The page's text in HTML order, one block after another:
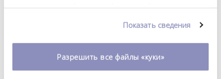
предоставленной вами информацией, а также
использовании вами их сервисов. Вы можете
изменить или отозвать свое согласие в любое
время. Более подробную информацию об этом вы
можете найти в нашей
политике
Показать сведения
Разрешить все файлы «куки»
Технические
характеристики (согл.
DIN 12876)